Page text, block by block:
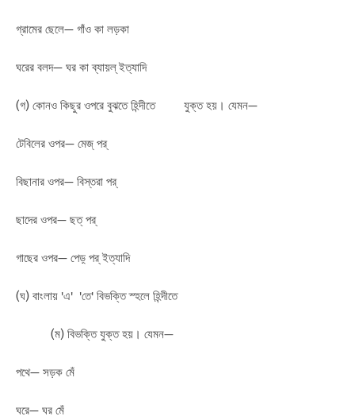
গ্রামের ছেলে— গাঁও কা লড়কা
ঘরের বলদ— ঘর কা ব্যায়ল্ ইত্যাদি
(গ) কোনও কিছুর ওপরে বুঝতে হিন্দীতে যুক্ত হয়। যেমন—
টেবিলের ওপর— মেজ্ পর্
বিছানার ওপর— বিস্তরা পর্
ছাদের ওপর— ছত্ পর্
গাছের ওপর— পেড়্ পর্ ইত্যাদি
(ঘ) বাংলায় 'এ' 'তে' বিভক্তি স্হলে হিন্দীতে
(ম) বিভক্তি যুক্ত হয়। যেমন—
পথে— সড়ক মেঁ
ঘরে— ঘর মেঁ